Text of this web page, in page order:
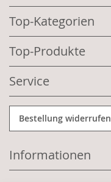
Top-Kategorien
Top-Produkte
Service
Bestellung widerrufen
Informationen